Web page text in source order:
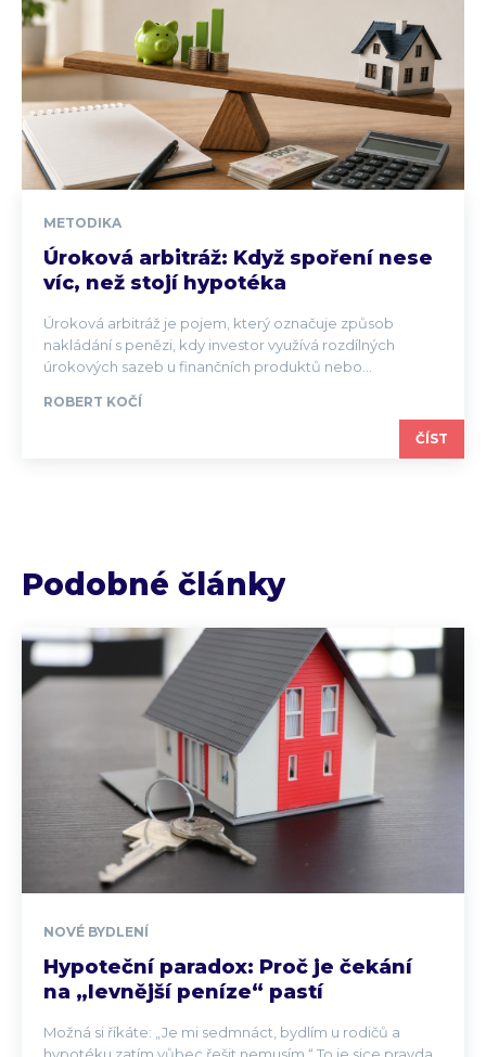
METODIKA
Úroková arbitráž: Když spoření nese
víc, než stojí hypotéka
Úroková arbitráž je pojem, který označuje způsob
nakládání s penězi, kdy investor využívá rozdílných
úrokových sazeb u finančních produktů nebo...
ROBERT KOČÍ
ČÍST
Podobné články
NOVÉ BYDLENÍ
Hypoteční paradox: Proč je čekání
na „levnější peníze“ pastí
Možná si říkáte: „Je mi sedmnáct, bydlím u rodičů a